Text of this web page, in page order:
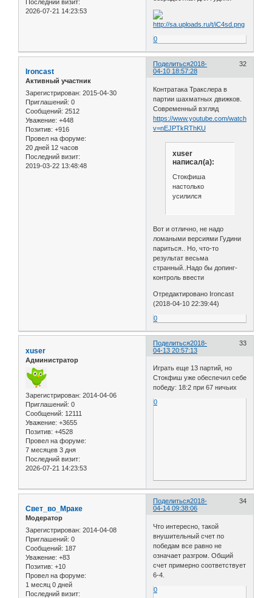
Последний визит:
2026-07-21 14:23:53
0
Поделиться 32
2018-
04-10 18:57:28
Ironcast
Активный участник
Зарегистрирован: 2015-04-30
Приглашений: 0
Сообщений: 2512
Уважение: +448
Позитив: +916
Провел на форуме:
20 дней 12 часов
Последний визит:
2019-03-22 13:48:48
Контратака Тракслера в
партии шахматных движков.
Современный взгляд
https://www.youtube.com/watch?
v=nEJPTkRThKU
xuser
написал(а):
Стокфиша
настолько
усилился
Вот и отлично, не надо
ломаными версиями Гудини
париться.. Но, что-то
результат весьма
странный..Надо бы допинг-
контроль ввести
Отредактировано Ironcast
(2018-04-10 22:39:44)
0
Поделиться 33
2018-
04-13 20:57:13
xuser
Администратор
Зарегистрирован: 2014-04-06
Приглашений: 0
Сообщений: 12111
Уважение: +3655
Позитив: +4528
Провел на форуме:
7 месяцев 3 дня
Последний визит:
2026-07-21 14:23:53
Играть еще 13 партий, но
Стокфиш уже обеспечил себе
победу: 18:2 при 67 ничьих
0
Поделиться 34
2018-
04-14 09:38:06
Свет_во_Мраке
Модератор
Зарегистрирован: 2014-04-08
Приглашений: 0
Сообщений: 187
Уважение: +83
Позитив: +10
Провел на форуме:
1 месяц 0 дней
Последний визит:
Что интересно, такой
внушительный счет по
победам все равно не
означает разгром. Общий
счет примерно соответствует
6-4.
0